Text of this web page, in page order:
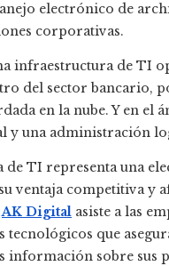
electrónico de
corporativas.
infraestructura de TI
del sector bancario,
en la nube. Y en el
una administración
TI representa una
ventaja competitiva y
AK Digital asiste a las
tecnológicos que
información sobre sus